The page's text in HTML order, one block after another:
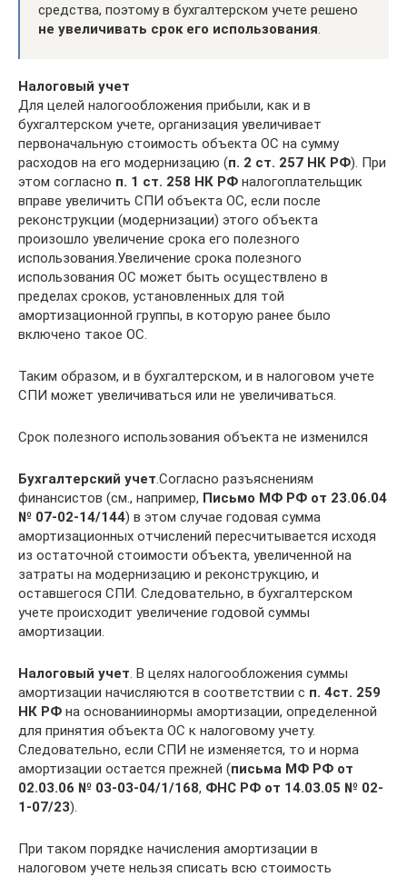
средства, поэтому в бухгалтерском учете решено
не увеличивать срок его использования
Налоговый учет
Для целей налогообложения прибыли, как и в
бухгалтерском учете, организация увеличивает
первоначальную стоимость объекта ОС на сумму
расходов на его модернизацию (п. 2 ст. 257 НК РФ). При
этом согласно п. 1 ст. 258 НК РФ налогоплательщик
вправе увеличить СПИ объекта ОС, если после
реконструкции (модернизации) этого объекта
произошло увеличение срока его полезного
использования.Увеличение срока полезного
использования ОС может быть осуществлено в
пределах сроков, установленных для той
амортизационной группы, в которую ранее было
включено такое ОС.
Таким образом, и в бухгалтерском, и в налоговом учете
СПИ может увеличиваться или не увеличиваться.
Срок полезного использования объекта не изменился
Бухгалтерский учет .Согласно разъяснениям
финансистов (см., например, Письмо МФ РФ от 23.06.04
№ 07-02-14/144) в этом случае годовая сумма
амортизационных отчислений пересчитывается исходя
из остаточной стоимости объекта, увеличенной на
затраты на модернизацию и реконструкцию, и
оставшегося СПИ. Следовательно, в бухгалтерском
учете происходит увеличение годовой суммы
амортизации.
Налоговый учет . В целях налогообложения суммы
амортизации начисляются в соответствии с п. 4ст. 259
НК РФ на основаниинормы амортизации, определенной
для принятия объекта ОС к налоговому учету.
Следовательно, если СПИ не изменяется, то и норма
амортизации остается прежней (письма МФ РФ от
02.03.06 № 03-03-04/1/168, ФНС РФ от 14.03.05 № 02-
1-07/23).
При таком порядке начисления амортизации в
налоговом учете нельзя списать всю стоимость